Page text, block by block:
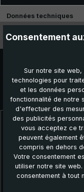
Données techniques
Caractéristiques
Ignorer la galerie de
Autres produits
NOUVEAU!
Consentement
Sur notre site
technologies pour
et les données
fonctionnalité de notre
d'effectuer des
des publicités
vous acceptez ce
peuvent également
compris en dehors
Votre consentement
utiliser notre site
consentement à tout